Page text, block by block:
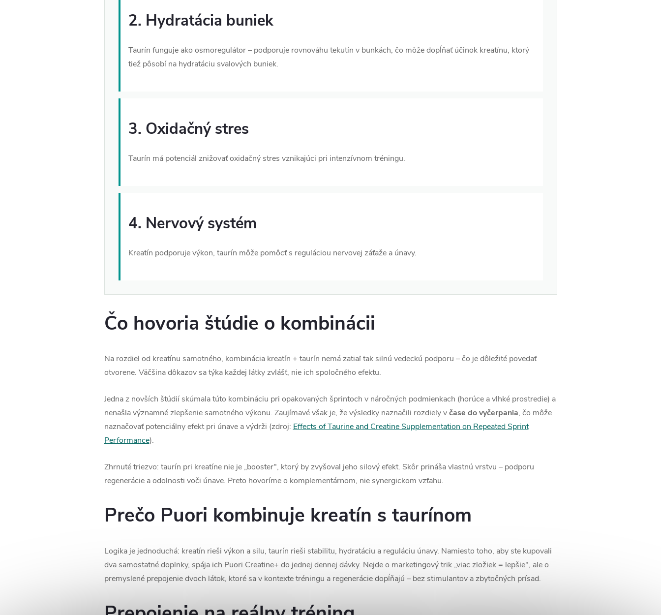
2. Hydratácia buniek
Taurín funguje ako osmoregulátor – podporuje rovnováhu tekutín v bunkách, čo môže dopĺňať účinok kreatínu, ktorý
tiež pôsobí na hydratáciu svalových buniek.
3. Oxidačný stres
Taurín má potenciál znižovať oxidačný stres vznikajúci pri intenzívnom tréningu.
4. Nervový systém
Kreatín podporuje výkon, taurín môže pomôcť s reguláciou nervovej záťaže a únavy.
Čo hovoria štúdie o kombinácii
Na rozdiel od kreatínu samotného, kombinácia kreatín + taurín nemá zatiaľ tak silnú vedeckú podporu – čo je dôležité povedať
otvorene. Väčšina dôkazov sa týka každej látky zvlášť, nie ich spoločného efektu.
Jedna z novších štúdií skúmala túto kombináciu pri opakovaných šprintoch v náročných podmienkach (horúce a vlhké prostredie) a
nenašla významné zlepšenie samotného výkonu. Zaujímavé však je, že výsledky naznačili rozdiely včase do vyčerpania, čo môže
naznačovať potenciálny efekt pri únave a výdrži (zdroj: Effects of Taurine and Creatine Supplementation on Repeated Sprint
Performance).
Zhrnuté triezvo: taurín pri kreatíne nie je „booster", ktorý by zvyšoval jeho silový efekt. Skôr prináša vlastnú vrstvu – podporu
regenerácie a odolnosti voči únave. Preto hovoríme o komplementárnom, nie synergickom vzťahu.
Prečo Puori kombinuje kreatín s taurínom
Logika je jednoduchá: kreatín rieši výkon a silu, taurín rieši stabilitu, hydratáciu a reguláciu únavy. Namiesto toho, aby ste kupovali
dva samostatné doplnky, spája ich Puori Creatine+ do jednej dennej dávky. Nejde o marketingový trik „viac zložiek = lepšie", ale o
premyslené prepojenie dvoch látok, ktoré sa v kontexte tréningu a regenerácie dopĺňajú – bez stimulantov a zbytočných prísad.